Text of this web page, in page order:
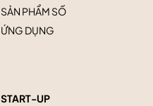
SẢN PHẨM SỐ
ỨNG DỤNG
START-UP